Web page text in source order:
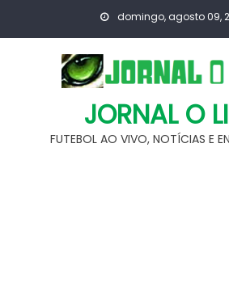
domingo, agosto 09,
JORNAL O
FUTEBOL AO VIVO, NOTÍCIAS E